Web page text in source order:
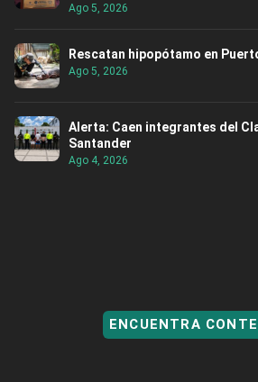
Ago 5, 2026
Rescatan hipopótamo en
Ago 5, 2026
Alerta: Caen integrantes del
Santander
Ago 4, 2026
ENCUENTRA